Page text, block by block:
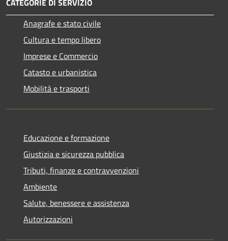
CATEGORIE DI SERVIZIO
Anagrafe e stato civile
Cultura e tempo libero
Imprese e Commercio
Catasto e urbanistica
Mobilità e trasporti
Educazione e formazione
Giustizia e sicurezza pubblica
Tributi, finanze e contravvenzioni
Ambiente
Salute, benessere e assistenza
Autorizzazioni